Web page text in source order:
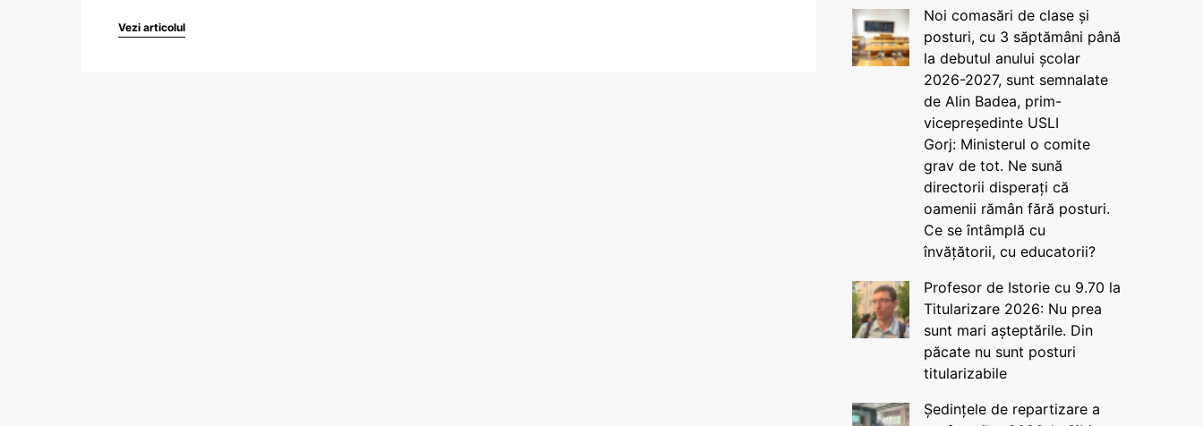
Vezi articolul
Noi comasări de clase și
posturi, cu 3 săptămâni până
la debutul anului școlar
2026-2027, sunt semnalate
de Alin Badea, prim-
vicepreședinte USLI
Gorj: Ministerul o comite
grav de tot. Ne sună
directorii disperați că
oamenii rămân fără posturi.
Ce se întâmplă cu
învățătorii, cu educatorii?
Profesor de Istorie cu 9.70 la
Titularizare 2026: Nu prea
sunt mari așteptările. Din
păcate nu sunt posturi
titularizabile
Ședințele de repartizare a